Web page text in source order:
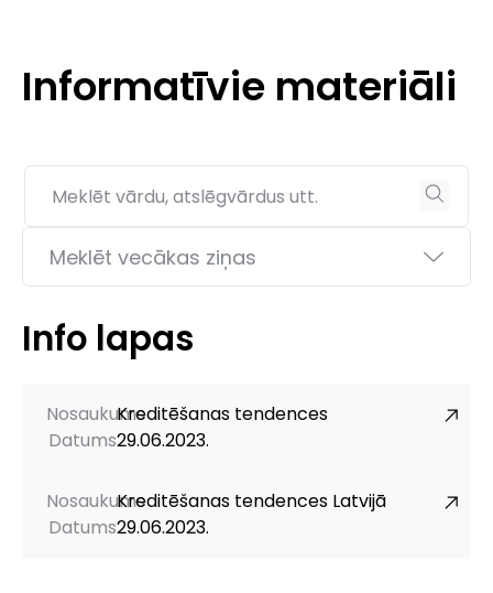
Informatīvie materiāli
Info lapas
NosaukumsKreditēšanas tendences
Datums29.06.2023.
NosaukumsKreditēšanas tendences Latvijā
Datums29.06.2023.